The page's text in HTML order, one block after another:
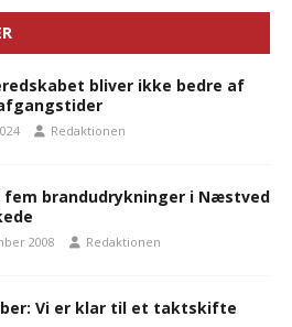
bliver ikke bedre af
Redaktionen
fem brandudrykninger i Næstved
2008 Redaktionen
Vi er klar til et taktskifte